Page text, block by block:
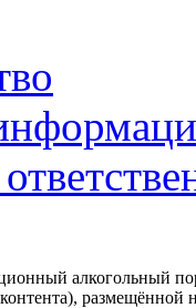
алкогольный
размещённой